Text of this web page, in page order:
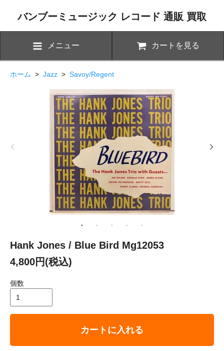
バンブーミュージック レコード 通販 買取
メニュー カートを見る
ホーム > Jazz > Savoy/Regent
Hank Jones / Blue Bird Mg12053
4,800円(税込)
個数
カートに入れる